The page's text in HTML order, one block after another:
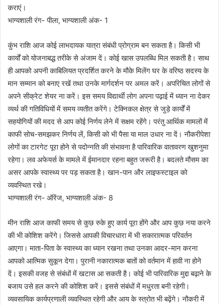
कराएं।
भाग्यशाली रंग- पीला, भाग्यशाली अंक- 1
कुंभ राशि आज कोई लाभदायक यात्रा संबंधी प्रोग्राम बन सकता है। किसी भी
कार्यों को योजनाबद्ध तरीके से अंजाम दें। कोई खास उपलब्धि मिल सकती है। साथ
ही आपको अपनी काबिलियत प्रदर्शित करने के मौके मिलेंग घर के वरिष्ठ सदस्य के
मान सम्मान को बनाए रखें तथा उनके मार्गदर्शन पर अमल करें। अपरिचित लोगों से
अपने सीक्रेट शेयर ना करें। इस समय विद्यार्थी लोग अपना पढ़ाई में ध्यान ना देकर
व्यर्थ की गतिविधियों में समय व्यतीत करेंगे। टेक्निकल क्षेत्र से जुड़े कार्यों में
सहयोगियों की मदद से आप कोई निर्णय लेने में सक्षम रहेंगे। परंतु आर्थिक मामलों में
काफी सोच-समझकर निर्णय लें, किसी को भी पैसा या माल उधार ना दें। नौकरीपेशा
लोगों का टारगेट पूरा होने से पदोन्नति की संभावना है पारिवारिक वातावरण खुशनुमा
रहेगा। लव अफेयर्स के मामले में ईमानदार रहना बहुत जरूरी है। बदलते मौसम का
असर आपके स्वास्थ्य पर पड़ सकता है। खान-पान और लाइफस्टाइल को
व्यवस्थित रखे।
भाग्यशाली रंग- ऑरेंज, भाग्यशाली अंक- 8
मीन राशि आज काफी समय से कुछ रुके हुए कार्य पूरा होंगे और आप कुछ नया करने
की भी कोशिश करेंगे। जिससे आपकी विचारधारा में भी सकारात्मक परिवर्तन
आएगा। माता-पिता के स्वास्थ्य का ध्यान रखना तथा उनका आदर-मान करना
आपको आत्मिक सुकून देगा। पुरानी नकारात्मक बातों को वर्तमान में हावी ना होने
दें। इसकी वजह से संबंधों में खटास आ सकती है। कोई भी पारिवारिक मुद्दा बढ़ाने के
बजाय उसे हल करने की कोशिश करें। इससे संबंधों में मधुरता बनी रहेगी।
व्यवसायिक कार्यप्रणाली व्यवस्थित रहेगी और आय के स्त्रोत भी बढ़ेंगे। नौकरी में